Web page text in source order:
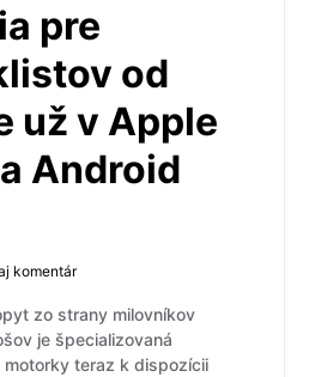
pre
od
už v Apple
Android
komentár
zo strany milovníkov
je špecializovaná
motorky teraz k dispozícii